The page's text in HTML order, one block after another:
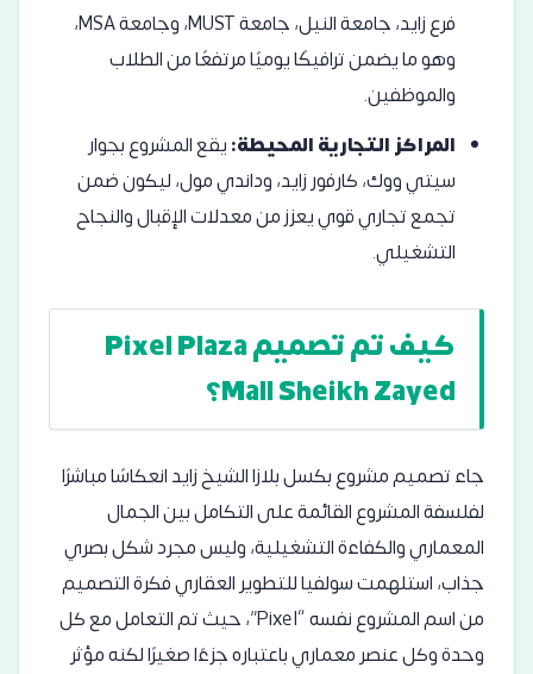
فرع زايد، جامعة النيل، جامعة MUST، وجامعة MSA،
وهو ما يضمن ترافيكًا يوميًا مرتفعًا من الطلاب
والموظفين.
المراكز التجارية المحيطة:يقع المشروع بجوار
سيتي ووك، كارفور زايد، وداندي مول، ليكون ضمن
تجمع تجاري قوي يعزز من معدلات الإقبال والنجاح
التشغيلي.
كيف تم تصميم Pixel Plaza
Mall Sheikh Zayed؟
جاء تصميم مشروع بكسل بلازا الشيخ زايد انعكاسًا مباشرًا
لفلسفة المشروع القائمة على التكامل بين الجمال
المعماري والكفاءة التشغيلية، وليس مجرد شكل بصري
جذاب، استلهمت سولفيا للتطوير العقاري فكرة التصميم
من اسم المشروع نفسه “Pixel”، حيث تم التعامل مع كل
وحدة وكل عنصر معماري باعتباره جزءًا صغيرًا لكنه مؤثر